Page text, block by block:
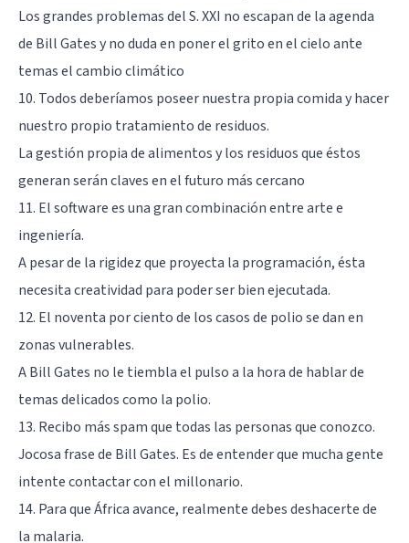
Los grandes problemas del S. XXI no escapan de la agenda
de Bill Gates y no duda en poner el grito en el cielo ante
temas el cambio climático
10. Todos deberíamos poseer nuestra propia comida y hacer
nuestro propio tratamiento de residuos.
La gestión propia de alimentos y los residuos que éstos
generan serán claves en el futuro más cercano
11. El software es una gran combinación entre arte e
ingeniería.
A pesar de la rigidez que proyecta la programación, ésta
necesita creatividad para poder ser bien ejecutada.
12. El noventa por ciento de los casos de polio se dan en
zonas vulnerables.
A Bill Gates no le tiembla el pulso a la hora de hablar de
temas delicados como la polio.
13. Recibo más spam que todas las personas que conozco.
Jocosa frase de Bill Gates. Es de entender que mucha gente
intente contactar con el millonario.
14. Para que África avance, realmente debes deshacerte de
la malaria.